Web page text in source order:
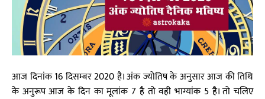
आज दिनांक 16 दिसम्बर 2020 है। अंक ज्योतिष के अनुसार आज की तिथि
के अनुरूप आज के दिन का मूलांक 7 है तो वही भाग्यांक 5 है। तो चलिए